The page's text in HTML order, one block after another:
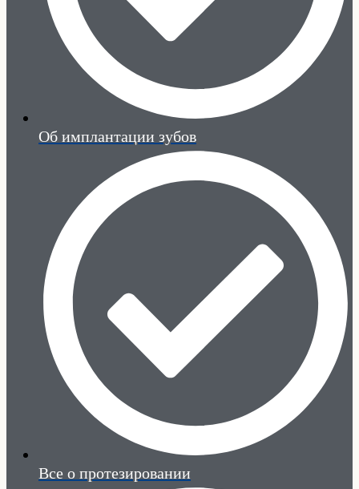
Об имплантации зубов
Все о протезировании